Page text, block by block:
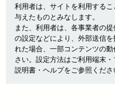
利用者は、サイトを利用する
与えたものとみなします。
また、利用者は、各事業者の
の設定などにより、外部送信
れた場合、一部コンテンツの
さい。設定方法はご利用端末
説明書・ヘルプをご参照くださ